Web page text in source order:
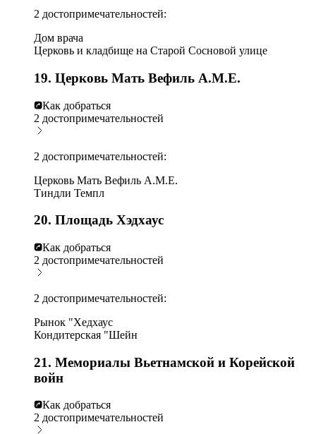
2 достопримечательностей:
Дом врача
Церковь и кладбище на Старой Сосновой улице
19. Церковь Мать Вефиль А.М.Е.
Как добраться
2 достопримечательностей
2 достопримечательностей:
Церковь Мать Вефиль А.М.Е.
Тиндли Темпл
20. Площадь Хэдхаус
Как добраться
2 достопримечательностей
2 достопримечательностей:
Рынок "Хедхаус
Кондитерская "Шейн
21. Мемориалы Вьетнамской и Корейской
войн
Как добраться
2 достопримечательностей